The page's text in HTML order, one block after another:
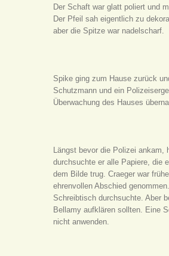
Der Schaft war glatt poliert und
Der Pfeil sah eigentlich zu
aber die Spitze war nadelscharf.
Spike ging zum Hause zurück
Schutzmann und ein
Überwachung des Hauses
Längst bevor die Polizei
durchsuchte er alle Papiere, die
dem Bilde trug. Craeger war
ehrenvollen Abschied
Schreibtisch durchsuchte. Aber
Bellamy aufklären sollten. Eine
nicht anwenden.